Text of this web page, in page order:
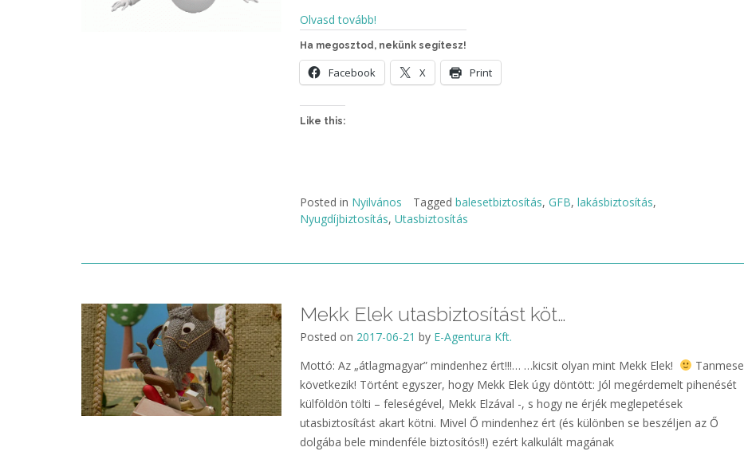
Olvasd tovább!
Ha megosztod, nekünk segítesz!
Facebook X Print
Like this:
Posted in Nyilvános Tagged balesetbiztosítás, GFB, lakásbiztosítás,
Nyugdíjbiztosítás, Utasbiztosítás
Mekk Elek utasbiztosítást köt…
Posted on 2017-06-21 by E-Agentura Kft.
Mottó: Az „átlagmagyar” mindenhez ért!!!… …kicsit olyan mint Mekk Elek!
Tanmese
következik! Történt egyszer, hogy Mekk Elek úgy döntött: Jól megérdemelt pihenését
külföldön tölti – feleségével, Mekk Elzával -, s hogy ne érjék meglepetések
utasbiztosítást akart kötni. Mivel Ő mindenhez ért (és különben se beszéljen az Ő
dolgába bele mindenféle biztosítós!!) ezért kalkulált magának